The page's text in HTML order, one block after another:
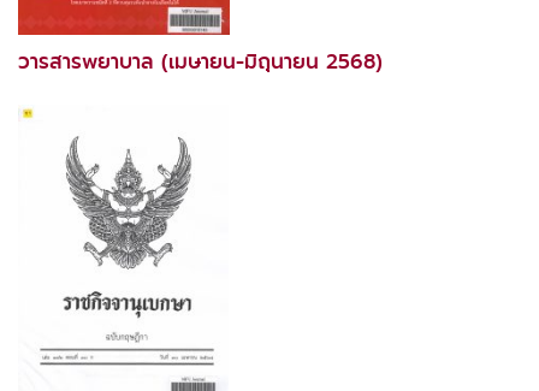
วารสารพยาบาล (เมษายน-มิถุนายน 2568)